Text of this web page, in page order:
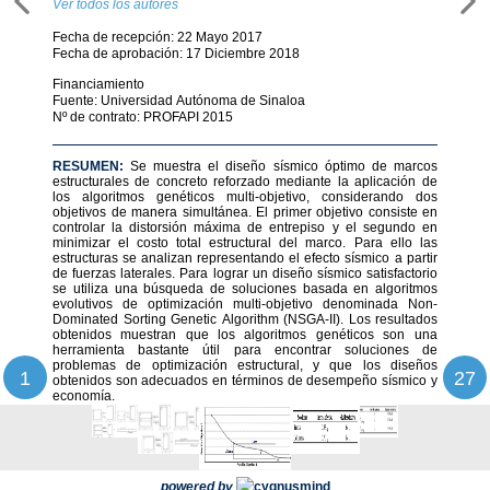
Ver todos los autores
Fecha de recepción: 22 Mayo 2017
Fecha de aprobación: 17 Diciembre 2018
Financiamiento
Fuente: Universidad Autónoma de Sinaloa
Nº de contrato: PROFAPI 2015
RESUMEN: Se muestra el diseño sísmico óptimo de marcos
estructurales de concreto reforzado mediante la aplicación de
los algoritmos genéticos multi-objetivo, considerando dos
objetivos de manera simultánea. El primer objetivo consiste en
controlar la distorsión máxima de entrepiso y el segundo en
minimizar el costo total estructural del marco. Para ello las
estructuras se analizan representando el efecto sísmico a partir
de fuerzas laterales. Para lograr un diseño sísmico satisfactorio
se utiliza una búsqueda de soluciones basada en algoritmos
evolutivos de optimización multi-objetivo denominada Non-
Dominated Sorting Genetic Algorithm (NSGA-II). Los resultados
obtenidos muestran que los algoritmos genéticos son una
herramienta bastante útil para encontrar soluciones de
problemas de optimización estructural, y que los diseños
obtenidos son adecuados en términos de desempeño sísmico y
economía.
1 27
powered by cygnusmind